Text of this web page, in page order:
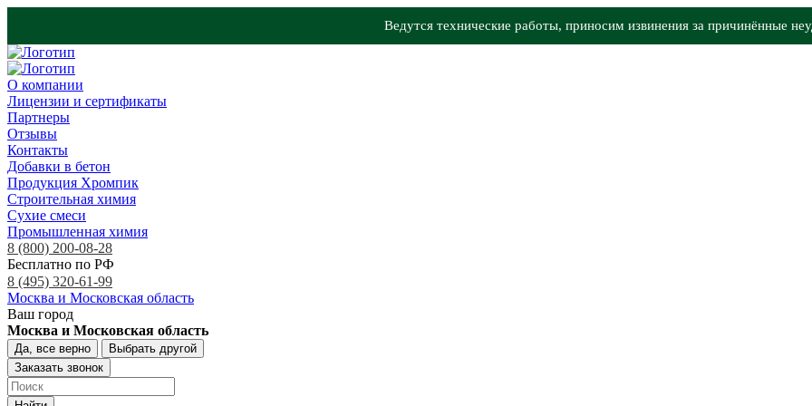
Ведутся технические работы, приносим извинения за причинённые
О компании
Лицензии и сертификаты
Партнеры
Отзывы
Контакты
Добавки в бетон
Продукция Хромпик
Строительная химия
Сухие смеси
Промышленная химия
8 (800) 200-08-28
Бесплатно по РФ
8 (495) 320-61-99
Москва и Московская область
Ваш город
Москва и Московская область
Да, все верно
Выбрать другой
Заказать звонок